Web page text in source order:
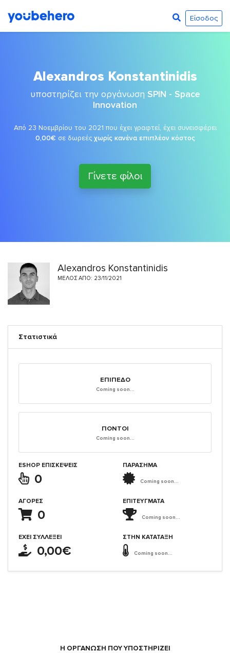
Είσοδος
Alexandros Konstantinidis
υποστηρίζει την οργάνωση SPIN - Space
Innovation
Από 23 Νοεμβρίου του 2021 που έχει γραφτεί, έχει συνεισφέρει
0,00€ σε δωρεές χωρίς κανένα επιπλέον κόστος
Γίνετε φίλοι
Alexandros Konstantinidis
ΜΈΛΟΣ ΑΠΌ: 23/11/2021
Στατιστικά
ΕΠΊΠΕΔΟ
Coming soon...
ΠΌΝΤΟΙ
Coming soon...
ESHOP ΕΠΙΣΚΈΨΕΙΣ
0
ΑΓΟΡΈΣ
0
ΈΧΕΙ ΣΥΛΛΈΞΕΙ
0,00€
ΠΑΡΑΣΗΜΑ
Coming soon...
ΕΠΙΤΕΎΓΜΑΤΑ
Coming soon...
ΣΤΗΝ ΚΑΤΆΤΑΞΗ
Coming soon...
Η ΟΡΓΆΝΩΣΗ ΠΟΥ ΥΠΟΣΤΗΡΙΖΕΙ